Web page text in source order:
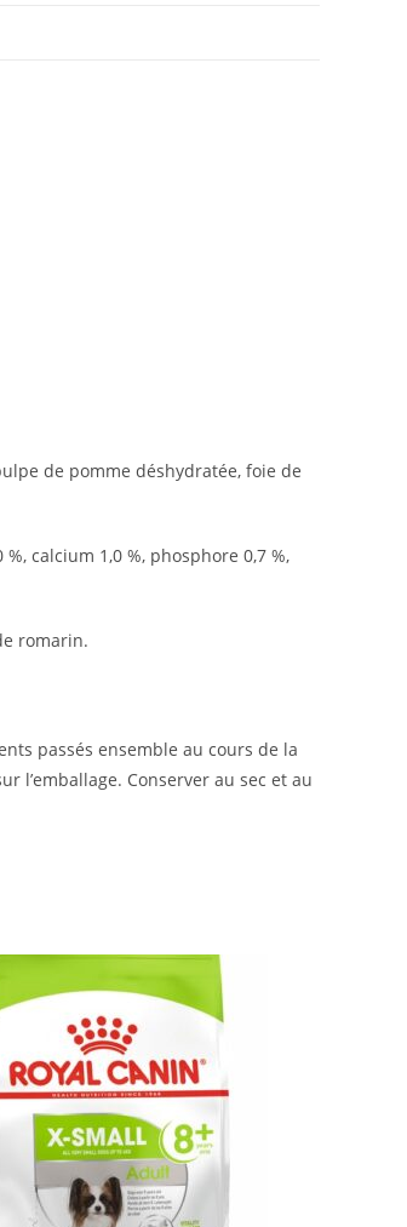
de pomme déshydratée, foie de
calcium 1,0 %, phosphore 0,7 %,
romarin.
passés ensemble au cours de la
l’emballage. Conserver au sec et au